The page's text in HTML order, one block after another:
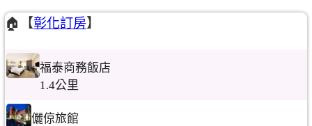
🏠【彰化訂房】
福泰商務飯店
1.4公里
儷倞旅館